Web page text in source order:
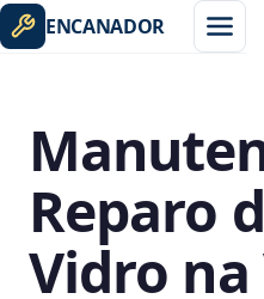
ENCANADOR
Reparo
Vidro na